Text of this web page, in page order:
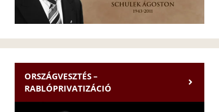
ORSZÁGVESZTÉS –
RABLÓPRIVATIZÁCIÓ